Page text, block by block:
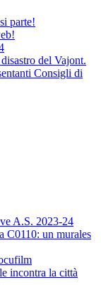
parte!
del Vajont.
Consigli di
A.S. 2023-24
C0110: un murales
incontra la città